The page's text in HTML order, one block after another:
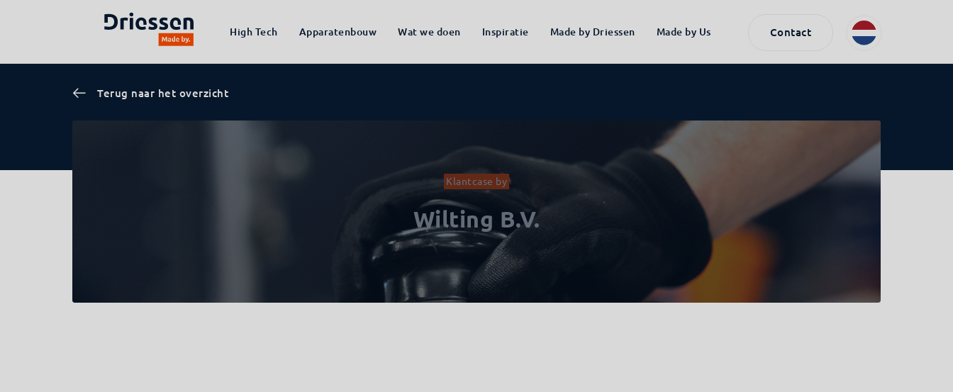
High Tech Apparatenbouw Wat we doen Inspiratie Made by Driessen Made by Us Contact
Terug naar het overzicht
Klantcase by
Wilting B.V.